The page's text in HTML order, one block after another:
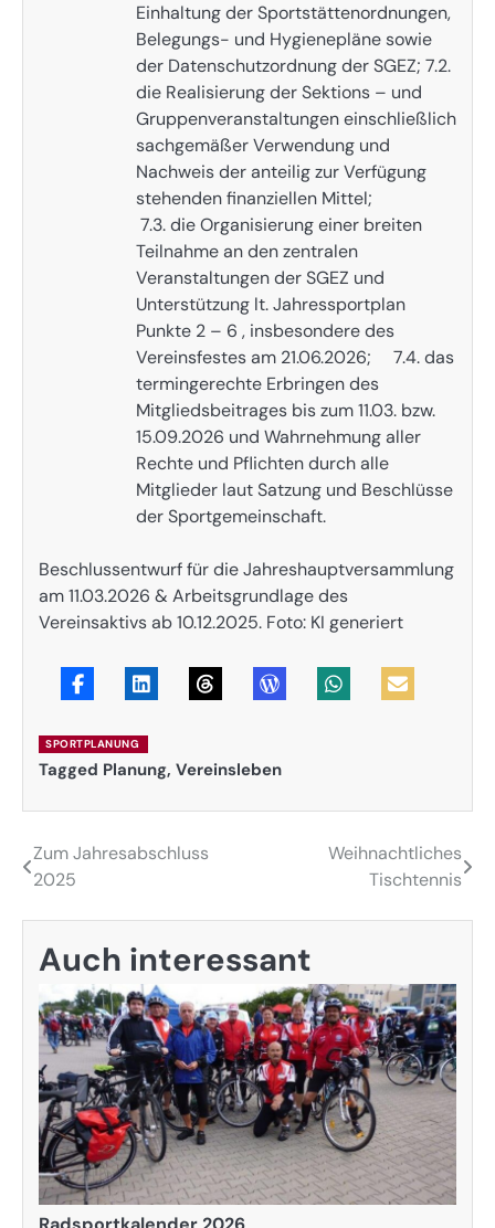
Einhaltung der Sportstättenordnungen,
Belegungs- und Hygienepläne sowie
der Datenschutzordnung der SGEZ; 7.2.
die Realisierung der Sektions – und
Gruppenveranstaltungen einschließlich
sachgemäßer Verwendung und
Nachweis der anteilig zur Verfügung
stehenden finanziellen Mittel;
7.3. die Organisierung einer breiten
Teilnahme an den zentralen
Veranstaltungen der SGEZ und
Unterstützung lt. Jahressportplan
Punkte 2 – 6 , insbesondere des
Vereinsfestes am 21.06.2026; 7.4. das
termingerechte Erbringen des
Mitgliedsbeitrages bis zum 11.03. bzw.
15.09.2026 und Wahrnehmung aller
Rechte und Pflichten durch alle
Mitglieder laut Satzung und Beschlüsse
der Sportgemeinschaft.
Beschlussentwurf für die Jahreshauptversammlung
am 11.03.2026 & Arbeitsgrundlage des
Vereinsaktivs ab 10.12.2025. Foto: KI generiert
SPORTPLANUNG
Tagged Planung, Vereinsleben
Beitragsnavigation
Zum Jahresabschluss
2025
Weihnachtliches
Tischtennis
Auch interessant